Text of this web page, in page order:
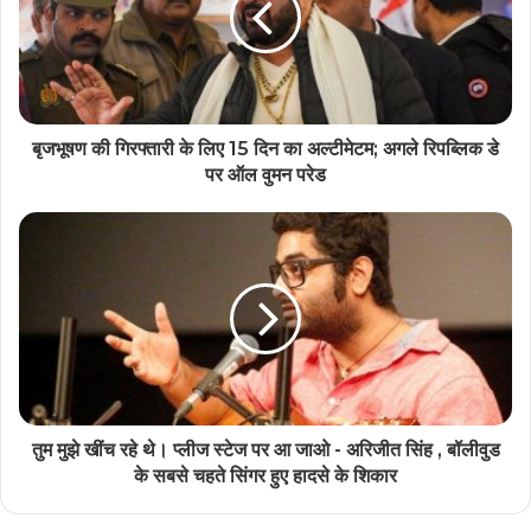
बृजभूषण की गिरफ्तारी के लिए 15 दिन का अल्टीमेटम; अगले रिपब्लिक डे
पर ऑल वुमन परेड
तुम मुझे खींच रहे थे। प्लीज स्टेज पर आ जाओ - अरिजीत सिंह , बॉलीवुड
के सबसे चहते सिंगर हुए हादसे के शिकार